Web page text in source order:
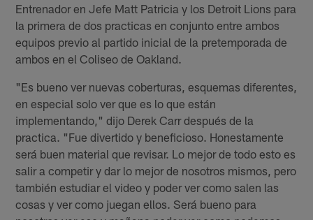
Entrenador en Jefe Matt Patricia y los Detroit Lions para
la primera de dos practicas en conjunto entre ambos
equipos previo al partido inicial de la pretemporada de
ambos en el Coliseo de Oakland.
"Es bueno ver nuevas coberturas, esquemas diferentes,
en especial solo ver que es lo que están
implementando," dijo Derek Carr después de la
practica. "Fue divertido y beneficioso. Honestamente
será buen material que revisar. Lo mejor de todo esto es
salir a competir y dar lo mejor de nosotros mismos, pero
también estudiar el video y poder ver como salen las
cosas y ver como juegan ellos. Será bueno para